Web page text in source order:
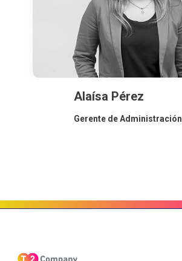
Alaísa Pérez
Gerente de Administración